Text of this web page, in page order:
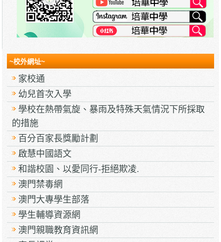
~校外網址~
家校通
幼兒首次入學
學校在熱帶氣旋、暴雨及特殊天氣情況下所採取
的措施
百分百家長獎勵計劃
啟慧中國語文
和諧校園、以愛同行-拒絕欺凌.
澳門禁毒網
澳門大專學生部落
學生輔導資源網
澳門親職教育資訊網